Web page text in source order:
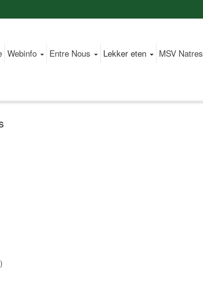
Webinfo Entre Nous Lekker eten MSV Natres